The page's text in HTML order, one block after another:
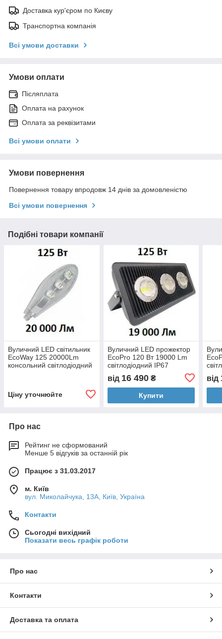
Доставка кур'єром по Києву
Транспортна компанія
Всі умови доставки
Умови оплати
Післяплата
Оплата на рахунок
Оплата за реквізитами
Всі умови оплати
Умови повернення
Повернення товару впродовж 14 днів за домовленістю
Всі умови повернення
Подібні товари компанії
Вуличний LED світильник
EcoWay 125 20000Lm
консольний світлодіодний
Ціну уточнюйте
Вуличний LED прожектор
EcoPro 120 Вт 19000 Lm
світлодіодний IP67
від 16 490₴
Купити
від
Про нас
Рейтинг не сформований
Менше 5 відгуків за останній рік
Працює з 31.03.2017
м. Київ
вул. Миколайчука, 13А, Київ, Україна
Контакти
Сьогодні вихідний
Показати весь графік роботи
Про нас
Контакти
Доставка та оплата